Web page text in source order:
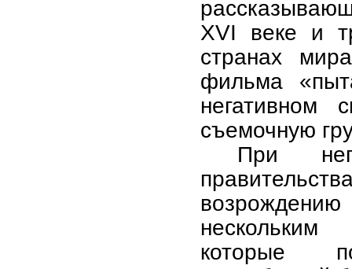
XVI веке и
странах
фильма
негативном
съемочную
При
которые